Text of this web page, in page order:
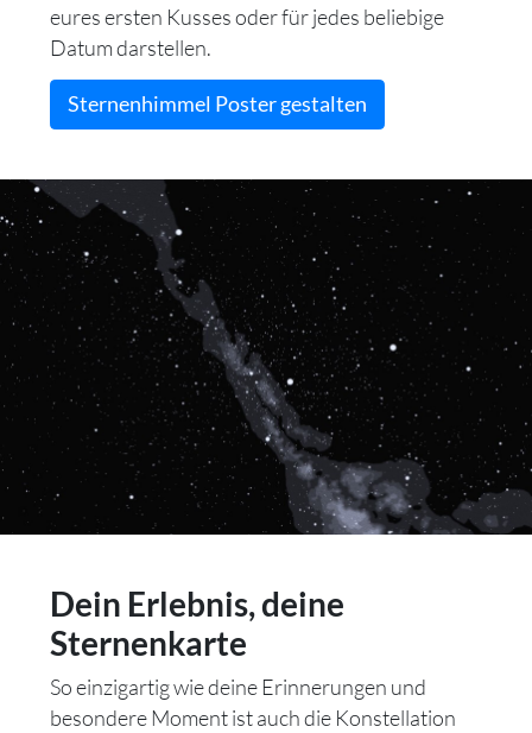
eures ersten Kusses oder für jedes beliebige
Datum darstellen.
Sternenhimmel Poster gestalten
Dein Erlebnis, deine
Sternenkarte
So einzigartig wie deine Erinnerungen und
besondere Moment ist auch die Konstellation